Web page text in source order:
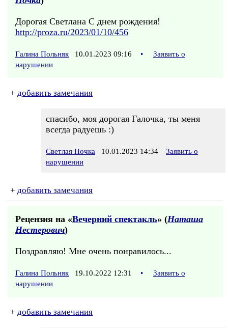
Дорогая Светлана С днем рождения!
http://proza.ru/2023/01/10/456
Галина Польняк 10.01.2023 09:16 •
Заявить о
нарушении
+ добавить замечания
спасибо, моя дорогая Галочка, ты меня
всегда радуешь :)
Светлая Ночка 10.01.2023 14:34
Заявить о
нарушении
+ добавить замечания
Рецензия на «Вечерний спектакль» (Наташа
Нестерович)
Поздравляю! Мне очень понравилось...
Галина Польняк 19.10.2022 12:31 •
Заявить о
нарушении
+ добавить замечания